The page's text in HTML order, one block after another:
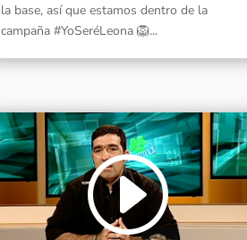
la base, así que estamos dentro de la
campaña #YoSeréLeona 🦁...